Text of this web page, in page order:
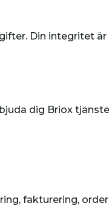
Din integritet
dig Briox
fakturering,